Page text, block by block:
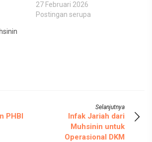
27 Februari 2026
Postingan serupa
PHBI
Selanjutnya
Infak Jariah dari
Muhsinin untuk
Operasional DKM